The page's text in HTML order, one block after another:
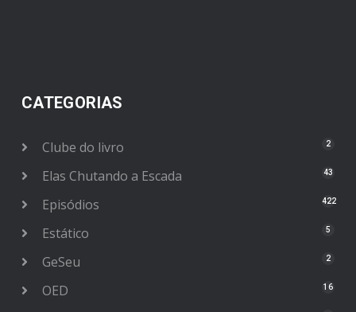
CATEGORIAS
Clube do livro 2
Elas Chutando a Escada 43
Episódios 422
Estático 5
GeSeu 2
OED 16